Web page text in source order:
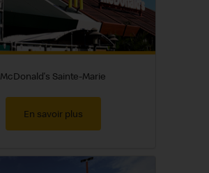
McDonald's Sainte-Marie
En savoir plus